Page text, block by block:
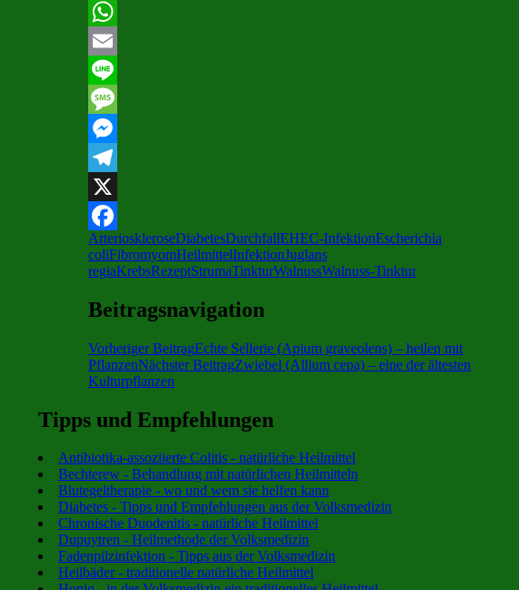
Pinterest
WhatsApp
Email
Line
Message
Messenger
Telegram
X
Facebook
ArterioskleroseDiabetesDurchfallEHEC-InfektionEscherichia
coliFibromyomHeilmittelInfektionJuglans
regiaKrebsRezeptStrumaTinkturWalnussWalnuss-Tinktur
Beitragsnavigation
Vorheriger BeitragEchte Sellerie (Apium graveolens) – heilen mit
PflanzenNächster BeitragZwiebel (Allium cepa) – eine der ältesten
Kulturpflanzen
Tipps und Empfehlungen
Antibiotika-assoziierte Colitis - natürliche Heilmittel
Bechterew - Behandlung mit natürlichen Heilmitteln
Blutegeltherapie - wo und wem sie helfen kann
Diabetes - Tipps und Empfehlungen aus der Volksmedizin
Chronische Duodenitis - natürliche Heilmittel
Dupuytren - Heilmethode der Volksmedizin
Fadenpilzinfektion - Tipps aus der Volksmedizin
Heilbäder - traditionelle natürliche Heilmittel